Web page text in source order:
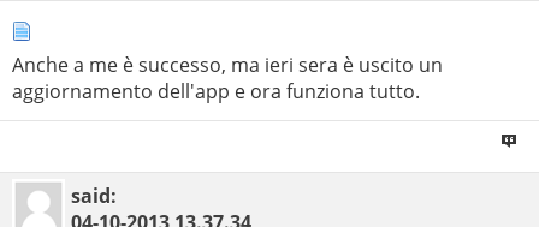
Anche a me è successo, ma ieri sera è uscito un
aggiornamento dell'app e ora funziona tutto.
said: